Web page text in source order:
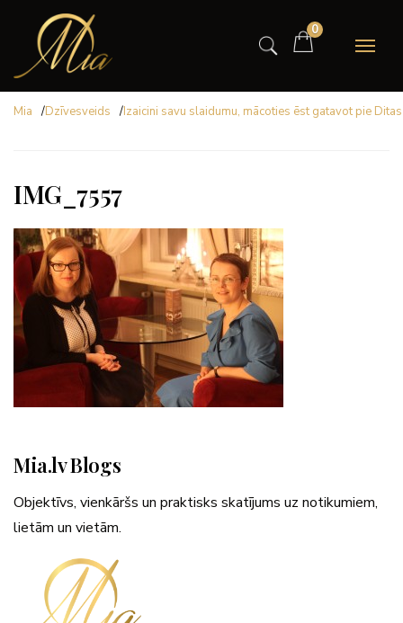
0
Mia /Dzīvesveids /Izaicini savu slaidumu, mācoties ēst gatavot pie
IMG_7557
Mia.lv Blogs
Objektīvs, vienkāršs un praktisks skatījums uz notikumiem,
lietām un vietām.